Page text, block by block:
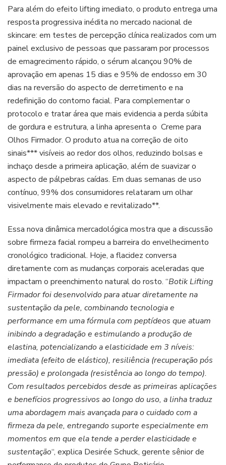
Para além do efeito lifting imediato, o produto entrega uma
resposta progressiva inédita no mercado nacional de
skincare: em testes de percepção clínica realizados com um
painel exclusivo de pessoas que passaram por processos
de emagrecimento rápido, o sérum alcançou 90% de
aprovação em apenas 15 dias e 95% de endosso em 30
dias na reversão do aspecto de derretimento e na
redefinição do contorno facial. Para complementar o
protocolo e tratar área que mais evidencia a perda súbita
de gordura e estrutura, a linha apresenta o Creme para
Olhos Firmador. O produto atua na correção de oito
sinais*** visíveis ao redor dos olhos, reduzindo bolsas e
inchaço desde a primeira aplicação, além de suavizar o
aspecto de pálpebras caídas. Em duas semanas de uso
contínuo, 99% dos consumidores relataram um olhar
visivelmente mais elevado e revitalizado**.
Essa nova dinâmica mercadológica mostra que a discussão
sobre firmeza facial rompeu a barreira do envelhecimento
cronológico tradicional. Hoje, a flacidez conversa
diretamente com as mudanças corporais aceleradas que
impactam o preenchimento natural do rosto. “Botik Lifting
Firmador foi desenvolvido para atuar diretamente na
sustentação da pele, combinando tecnologia e
performance em uma fórmula com peptídeos que atuam
inibindo a degradação e estimulando a produção de
elastina, potencializando a elasticidade em 3 níveis:
imediata (efeito de elástico), resiliência (recuperação pós
pressão) e prolongada (resistência ao longo do tempo).
Com resultados percebidos desde as primeiras aplicações
e benefícios progressivos ao longo do uso, a linha traduz
uma abordagem mais avançada para o cuidado com a
firmeza da pele, entregando suporte especialmente em
momentos em que ela tende a perder elasticidade e
sustentação“, explica Desirée Schuck, gerente sênior de